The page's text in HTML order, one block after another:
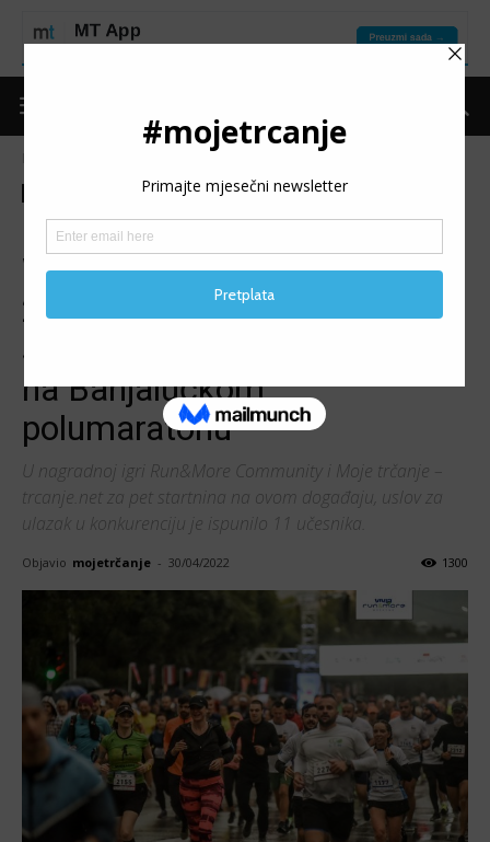
“VIVIA RUN&MORE
WEEKEND” (6. – 8. 5.
2022.): Pet startnina
spremno za dobitnike učešća
na Banjalučkom
polumaratonu
U nagradnoj igri Run&More Community i Moje trčanje –
trcanje.net za pet startnina na ovom događaju, uslov za
ulazak u konkurenciju je ispunilo 11 učesnika.
Objavio mojetrčanje - 30/04/2022 1300